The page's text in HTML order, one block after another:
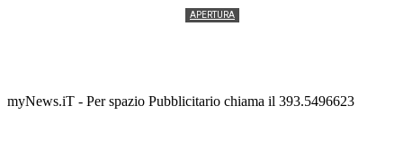
APERTURA
myNews.iT - Per spazio Pubblicitario chiama il 393.5496623